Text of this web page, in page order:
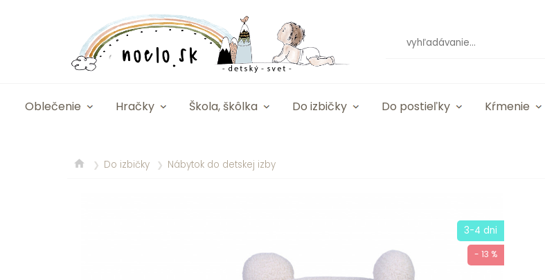
Oblečenie Hračky Škola, škôlka Do izbičky Do postieľky Kŕmenie
❯ Do izbičky ❯ Nábytok do detskej izby
3-4 dni
- 13 %